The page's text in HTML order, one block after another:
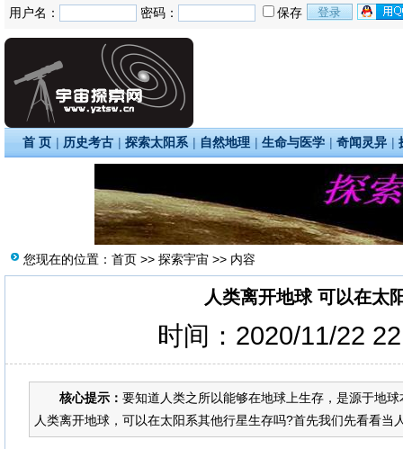
用户名： 密码： 保存
首 页 | 历史考古 | 探索太阳系 | 自然地理 | 生命与医学 | 奇闻灵异 |
您现在的位置： 首页 >> 探索宇宙 >> 内容
人类离开地球 可以在太
时间：2020/11/22
核心提示： 要知道人类之所以能够在地球上生存，是源于地
人类离开地球，可以在太阳系其他行星生存吗?首先我们先看看